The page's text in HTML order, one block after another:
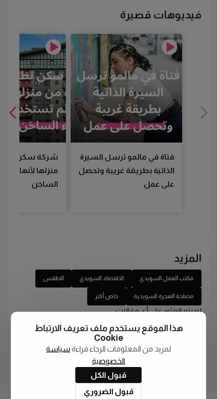
فيديوهات قصيرة
فتاة في مالمو ترسل السيرة
الذاتية بطريقة غريبة وتحصل
على عمل
شركة سكن
منزلها لأنها لم
الساخن
المزيد
مكتب العمل السويدي الاقتصاد السويدي الطقس
مصلحة الهجرة السويدية خاص أكتر
لم يتم العثور على أي مقالات
هذا الموقع يستخدم ملف تعريف الارتباط
Cookie
لمزيد من المعلومات الرجاء قراءة سياسة
الخصوصية
قبول الكل
قبول الضروري